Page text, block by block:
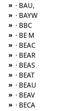
» · BAU,
» · BAYW
» · BBC
» · BE M
» · BEAC
» · BEAR
» · BEAS
» · BEAT
» · BEAU
» · BEAV
» · BECA